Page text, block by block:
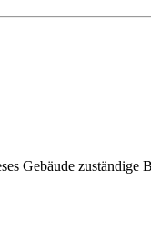
Gebäude